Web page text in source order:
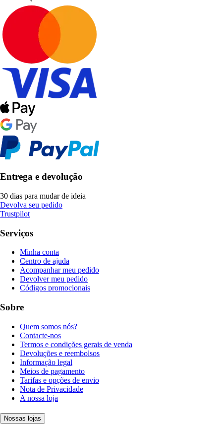
Entrega e devolução
30 dias para mudar de ideia
Devolva seu pedido
Trustpilot
Serviços
Minha conta
Centro de ajuda
Acompanhar meu pedido
Devolver meu pedido
Códigos promocionais
Sobre
Quem somos nós?
Contacte-nos
Termos e condições gerais de venda
Devoluções e reembolsos
Informação legal
Meios de pagamento
Tarifas e opções de envio
Nota de Privacidade
A nossa loja
Nossas lojas